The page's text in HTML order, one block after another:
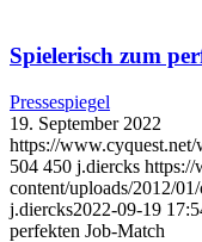
Spielerisch zum
Pressespiegel
19. September 2022
https://
504 450 j.diercks https://
content/uploads/2012/
j.diercks2022-09-19
perfekten Job-Match